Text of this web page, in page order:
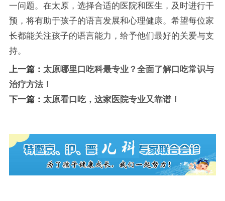
一问题。在太原，选择合适的医院和医生，及时进行干
预，将有助于孩子的语言发展和心理健康。希望每位家
长都能关注孩子的语言能力，给予他们最好的关爱与支
持。
上一篇： 太原哪里口吃科最专业？全面了解口吃常识与
治疗方法！
下一篇： 太原看口吃，这家医院专业又靠谱！